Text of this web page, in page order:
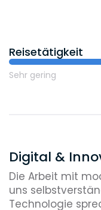
Reisetätigkeit
Sehr gering
Digital &
Die Arbeit mit
uns
Technologie